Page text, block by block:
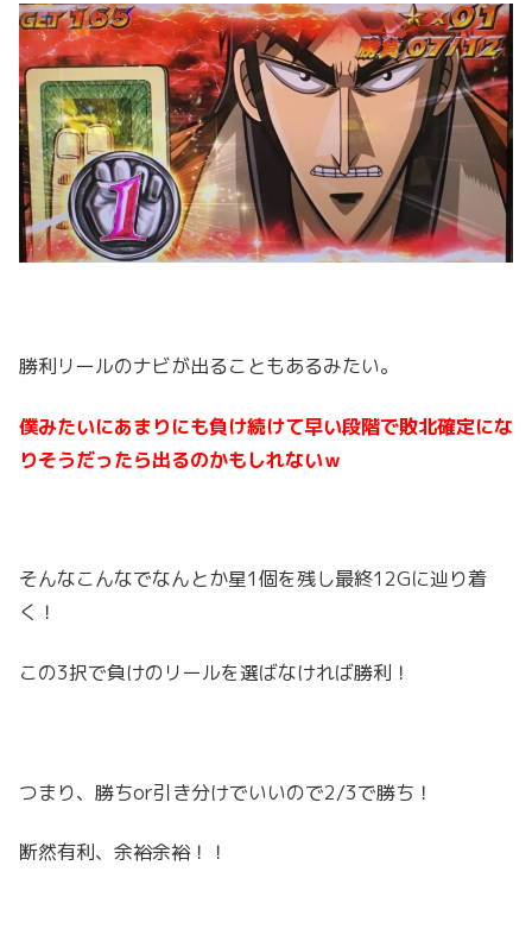
勝利リールのナビが出ることもあるみたい。
僕みたいにあまりにも負け続けて早い段階で敗北確定にな
りそうだったら出るのかもしれないｗ
そんなこんなでなんとか星1個を残し最終12Gに辿り着
く！
この3択で負けのリールを選ばなければ勝利！
つまり、勝ちor引き分けでいいので2/3で勝ち！
断然有利、余裕余裕！！